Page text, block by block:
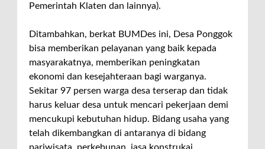
Pemerintah Klaten dan lainnya).
Ditambahkan, berkat BUMDes ini, Desa Ponggok
bisa memberikan pelayanan yang baik kepada
masyarakatnya, memberikan peningkatan
ekonomi dan kesejahteraan bagi warganya.
Sekitar 97 persen warga desa terserap dan tidak
harus keluar desa untuk mencari pekerjaan demi
mencukupi kebutuhan hidup. Bidang usaha yang
telah dikembangkan di antaranya di bidang
pariwisata, perkebunan, jasa konstrukai,